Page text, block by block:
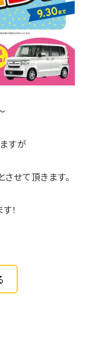
すが
せて頂きます。
！